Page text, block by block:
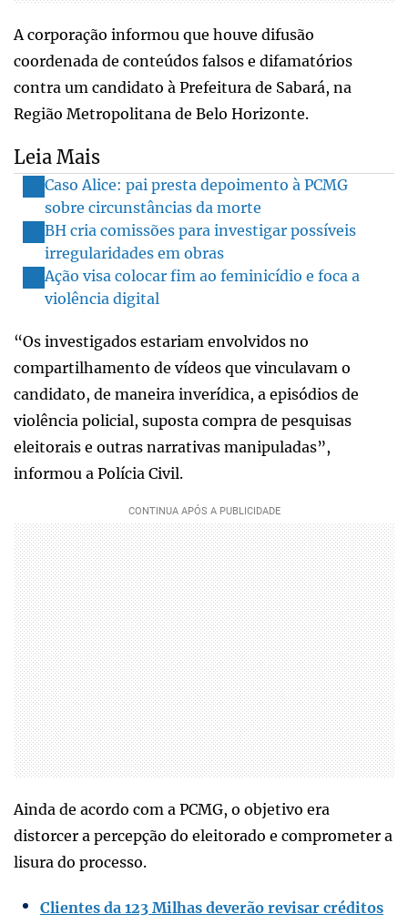
A corporação informou que houve difusão
coordenada de conteúdos falsos e difamatórios
contra um candidato à Prefeitura de Sabará, na
Região Metropolitana de Belo Horizonte.
Leia Mais
Caso Alice: pai presta depoimento à PCMG
sobre circunstâncias da morte
BH cria comissões para investigar possíveis
irregularidades em obras
Ação visa colocar fim ao feminicídio e foca a
violência digital
“Os investigados estariam envolvidos no
compartilhamento de vídeos que vinculavam o
candidato, de maneira inverídica, a episódios de
violência policial, suposta compra de pesquisas
eleitorais e outras narrativas manipuladas”,
informou a Polícia Civil.
Ainda de acordo com a PCMG, o objetivo era
distorcer a percepção do eleitorado e comprometer a
lisura do processo.
Clientes da 123 Milhas deverão revisar créditos